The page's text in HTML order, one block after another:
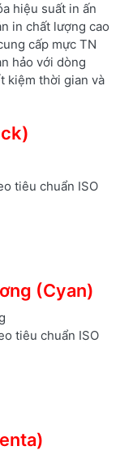
hiệu suất in ấn
in chất lượng cao
cấp mực TN
hảo với dòng
kiệm thời gian và
tiêu chuẩn ISO
(Cyan)
tiêu chuẩn ISO